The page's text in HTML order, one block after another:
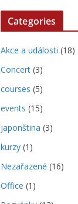
Categories
Akce a události (18)
Concert (3)
courses (5)
events (15)
japonština (3)
kurzy (1)
Nezařazené (16)
Office (1)